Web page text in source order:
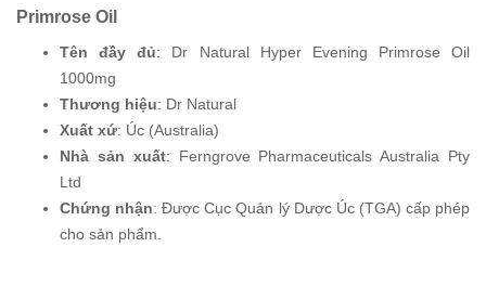
Primrose Oil
Tên đầy đủ: Dr Natural Hyper Evening Primrose Oil
1000mg
Thương hiệu: Dr Natural
Xuất xứ: Úc (Australia)
Nhà sản xuất: Ferngrove Pharmaceuticals Australia Pty
Ltd
Chứng nhận: Được Cục Quản lý Dược Úc (TGA) cấp phép
cho sản phẩm.